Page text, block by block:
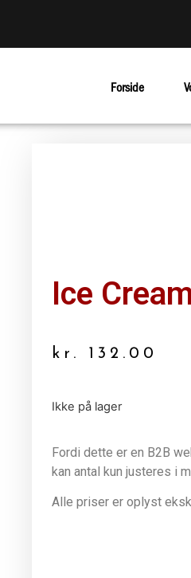
Forside
Ice
kr. 132.00
Ikke på lager
Fordi dette er en B2B
kan antal kun justeres i
Alle priser er oplyst